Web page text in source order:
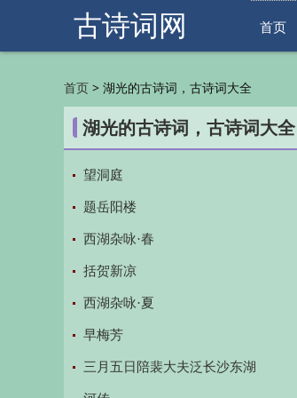
古诗词网 首页
首页 > 湖光的古诗词，古诗词大全
湖光的古诗词，古诗词大全
望洞庭
题岳阳楼
西湖杂咏·春
括贺新凉
西湖杂咏·夏
早梅芳
三月五日陪裴大夫泛长沙东湖